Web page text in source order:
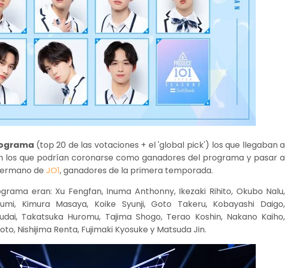
(top 20 de las votaciones + el 'global pick') los que llegaban a
los que podrían coronarse como ganadores del programa y pasar a
de JO1, ganadores de la primera temporada.
eran: Xu Fengfan, Inuma Anthonny, Ikezaki Rihito, Okubo Nalu,
Kimura Masaya, Koike Syunji, Goto Takeru, Kobayashi Daigo,
Takatsuka Huromu, Tajima Shogo, Terao Koshin, Nakano Kaiho,
Nishijima Renta, Fujimaki Kyosuke y Matsuda Jin.